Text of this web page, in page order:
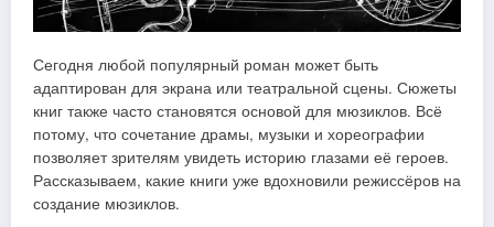
Сегодня любой популярный роман может быть
адаптирован для экрана или театральной сцены. Сюжеты
книг также часто становятся основой для мюзиклов. Всё
потому, что сочетание драмы, музыки и хореографии
позволяет зрителям увидеть историю глазами её героев.
Рассказываем, какие книги уже вдохновили режиссёров на
создание мюзиклов.